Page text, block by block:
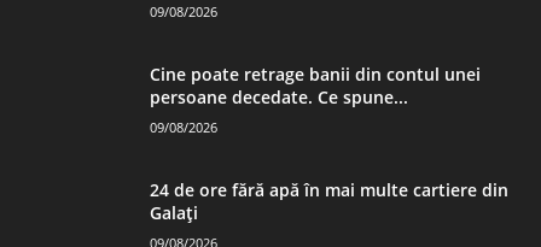
09/08/2026
Cine poate retrage banii din contul unei
persoane decedate. Ce spune...
09/08/2026
24 de ore fără apă în mai multe cartiere din
Galați
09/08/2026